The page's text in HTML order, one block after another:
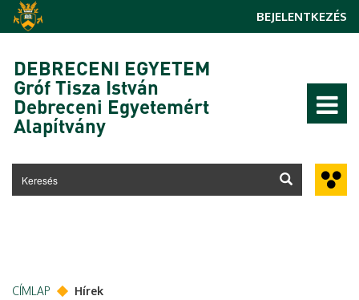
Ugrás a tartalomra
BEJELENTKEZÉS
DEBRECENI EGYETEM
Gróf Tisza István
Debreceni Egyetemért
Alapítvány
CÍMLAP Hírek